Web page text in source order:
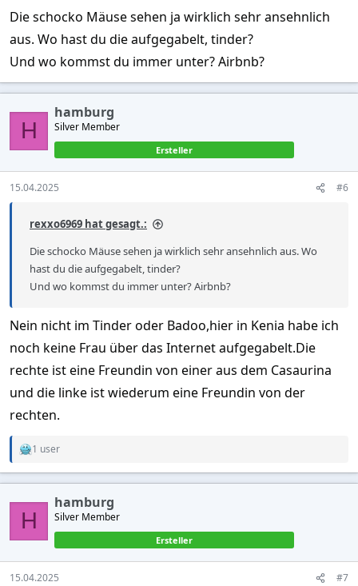
ZK von beiden und auch die Ladys gaben sich ZK.Die Ladys
machten dann abwechselnd BJ und ZK bei mir und die neue
begann auf mich auf dem Sofa zu reiten mit abwechselnd
ZK.Die neue stieg ab und ich fickte sie in Doggy und durfte bei
der anderen in den Mund spritzen weil die neue sowas nicht
macht.Nsch etwa einer halben Stunde gingen wir ins
Schlafzimmer wo die beiden in 69er Stellung sich gegenseitg
lecken und ich dabei beide in Doggy fickte. Die neue wurde
dabei auch von der anderen auch mit 2 Fingern gefickt und
geleckt bis zum Orgasmus.Die Ladys wechselten dann die
Plätze so daß ich diesmal die neue in Doggy fickte so das sie
andere bis zum Abfeuern auf ihren Körper..Wir gingen dann
zum Balkon un tranken wieder Bier und wir versuchten noch
die 3te Nummer aber ich konnte nicht mehr so daß wir es
abbrechen mußten.Die Ladys bekamen dann Hunger ich
Schönes WE
Anhang anzeigen 20250412_152850.jpg
Die schocko Mäuse sehen ja wirklich sehr ansehnlich
aus. Wo hast du die aufgegabelt, tinder?
Und wo kommst du immer unter? Airbnb?
H
hamburg
Silver Member
Ersteller
15.04.2025 #6
rexxo6969 hat gesagt.:
Die schocko Mäuse sehen ja wirklich sehr ansehnlich aus. Wo
hast du die aufgegabelt, tinder?
Und wo kommst du immer unter? Airbnb?
Nein nicht im Tinder oder Badoo,hier in Kenia habe ich
noch keine Frau über das Internet aufgegabelt.Die
rechte ist eine Freundin von einer aus dem Casaurina
und die linke ist wiederum eine Freundin von der
rechten.
R
a
t
o
n
1 user
H
hamburg
Silver Member
Ersteller
15.04.2025 #7